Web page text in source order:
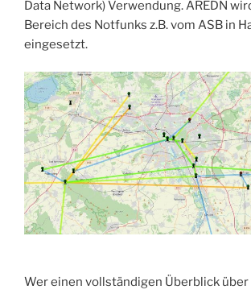
Data Network) Verwendung. AREDN
Bereich des Notfunks z.B. vom ASB in
eingesetzt.
Wer einen vollständigen Überblick über